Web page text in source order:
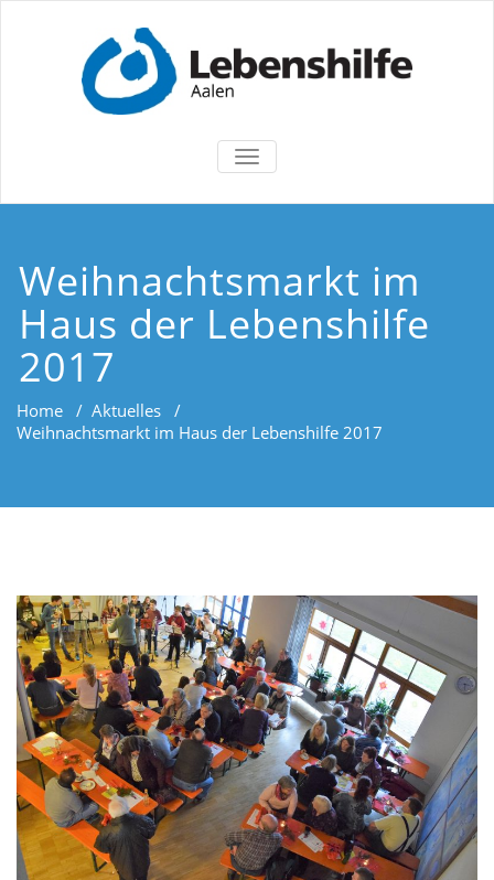
TOGGLE
Weihnachtsmarkt im
Haus der Lebenshilfe
2017
Home / Aktuelles /
Weihnachtsmarkt im Haus der Lebenshilfe 2017